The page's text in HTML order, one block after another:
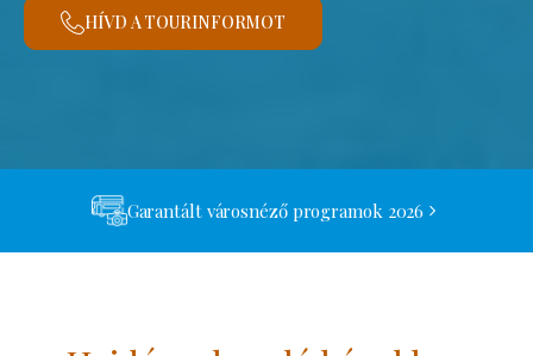
HÍVD A TOURINFORMOT
Garantált városnéző programok 2026